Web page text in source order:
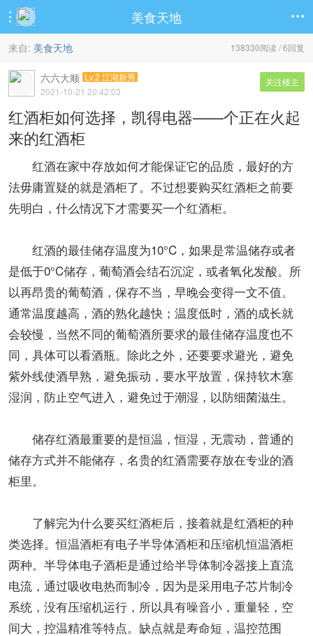
 美食天地 
138330阅读 / 6回复
来自: 美食天地
关注楼主
六六大顺 Lv.2 江湖新秀
2021-10-21 20:42:03
红酒柜如何选择，凯得电器——个正在火起
来的红酒柜
红酒在家中存放如何才能保证它的品质，最好的方
法毋庸置疑的就是酒柜了。不过想要购买红酒柜之前要
先明白，什么情况下才需要买一个红酒柜。
红酒的最佳储存温度为10°C，如果是常温储存或者
是低于0°C储存，葡萄酒会结石沉淀，或者氧化发酸。所
以再昂贵的葡萄酒，保存不当，早晚会变得一文不值。
通常温度越高，酒的熟化越快；温度低时，酒的成长就
会较慢，当然不同的葡萄酒所要求的最佳储存温度也不
同，具体可以看酒瓶。除此之外，还要要求避光，避免
紫外线使酒早熟，避免振动，要水平放置，保持软木塞
湿润，防止空气进入，避免过于潮湿，以防细菌滋生。
储存红酒最重要的是恒温，恒湿，无震动，普通的
储存方式并不能储存，名贵的红酒需要存放在专业的酒
柜里。
了解完为什么要买红酒柜后，接着就是红酒柜的种
类选择。恒温酒柜有电子半导体酒柜和压缩机恒温酒柜
两种。半导体电子酒柜是通过给半导体制冷器接上直流
电流，通过吸收电热而制冷，因为是采用电子芯片制冷
系统，没有压缩机运行，所以具有噪音小，重量轻，空
间大，控温精准等特点。缺点就是寿命短，温控范围